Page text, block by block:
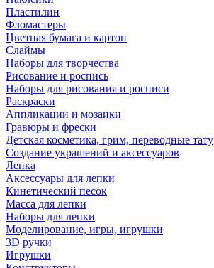
Пластилин
Фломастеры
Цветная бумага и картон
Слаймы
Наборы для творчества
Рисование и роспись
Наборы для рисования и росписи
Раскраски
Аппликации и мозаики
Гравюры и фрески
Детская косметика, грим, переводные тату
Создание украшений и аксессуаров
Лепка
Аксессуары для лепки
Кинетический песок
Масса для лепки
Наборы для лепки
Моделирование, игры, игрушки
3D ручки
Игрушки